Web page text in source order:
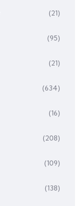
(21)
(95)
(21)
(634)
(16)
(208)
(109)
(138)